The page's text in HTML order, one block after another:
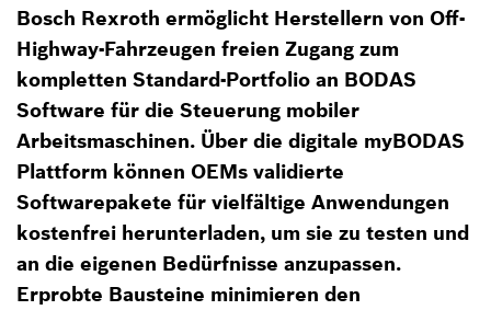
Bosch Rexroth ermöglicht Herstellern von Off-
Highway-Fahrzeugen freien Zugang zum
kompletten Standard-Portfolio an BODAS
Software für die Steuerung mobiler
Arbeitsmaschinen. Über die digitale myBODAS
Plattform können OEMs validierte
Softwarepakete für vielfältige Anwendungen
kostenfrei herunterladen, um sie zu testen und
an die eigenen Bedürfnisse anzupassen.
Erprobte Bausteine minimieren den